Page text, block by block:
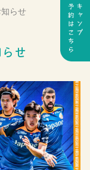
らせ
せ